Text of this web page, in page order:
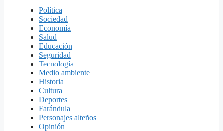
Política
Sociedad
Economía
Salud
Educación
Seguridad
Tecnología
Medio ambiente
Historia
Cultura
Deportes
Farándula
Personajes alteños
Opinión